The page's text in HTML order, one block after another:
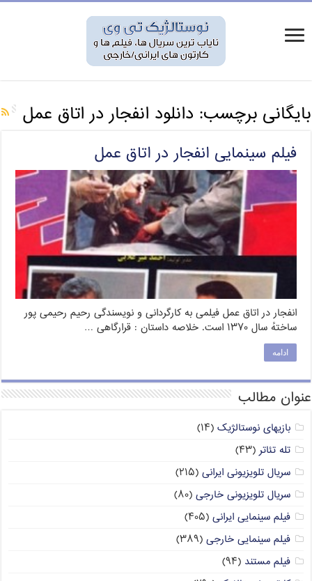
بایگانی برچسب: دانلود انفجار در اتاق عمل
فیلم سینمایی انفجار در اتاق عمل
انفجار در اتاق عمل فیلمی به کارگردانی و نویسندگی رحیم رحیمی پور
ساختهٔ سال ۱۳۷۰ است. خلاصه داستان : قرارگاهی …
ادامه
عنوان مطالب
بازیهای نوستالژیک (۱۴)
تله تئاتر(۴۳)
سریال تلویزیونی ایرانی (۲۱۵)
سریال تلویزیونی خارجی (۸۰)
فیلم سینمایی ایرانی (۴۰۵)
فیلم سینمایی خارجی (۳۸۹)
فیلم مستند (۹۴)